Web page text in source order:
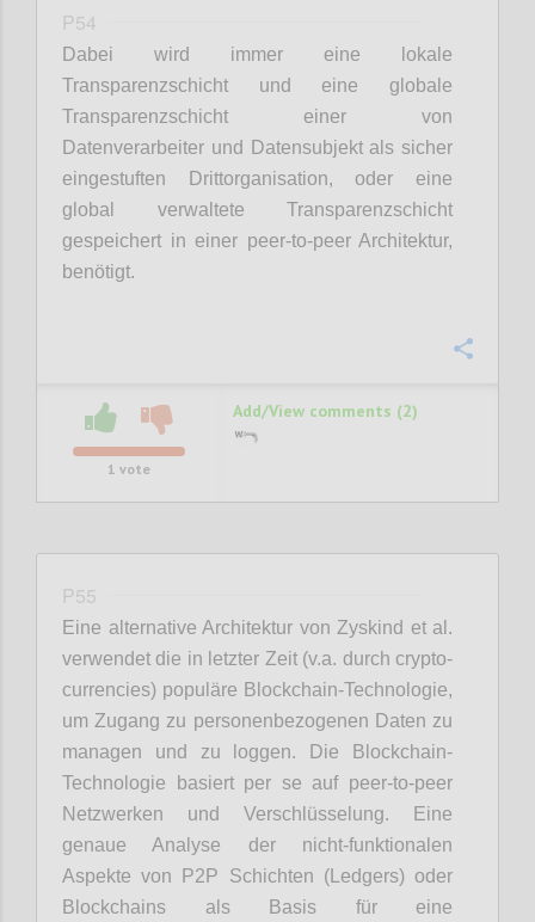
P54
Dabei wird immer eine lokale
Transparenzschicht und eine globale
Transparenzschicht einer von
Datenverarbeiter und Datensubjekt als sicher
eingestuften Drittorganisation, oder eine
global verwaltete Transparenzschicht
gespeichert in einer peer-to-peer Architektur,
benötigt.
1 vote
Add/View comments (2)
P55
Eine alternative Architektur von Zyskind et al.
verwendet die in letzter Zeit (v.a. durch crypto-
currencies) populäre Blockchain-Technologie,
um Zugang zu personenbezogenen Daten zu
managen und zu loggen. Die Blockchain-
Technologie basiert per se auf peer-to-peer
Netzwerken und Verschlüsselung. Eine
genaue Analyse der nicht-funktionalen
Aspekte von P2P Schichten (Ledgers) oder
Blockchains als Basis für eine